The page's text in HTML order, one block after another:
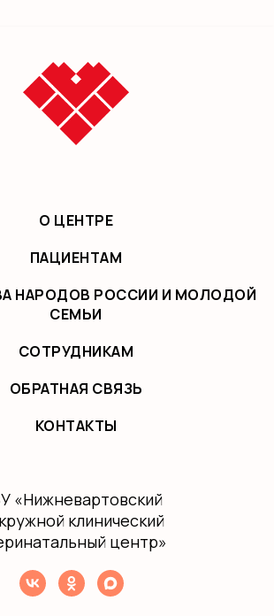
О ЦЕНТРЕ
ПАЦИЕНТАМ
НАРОДОВ РОССИИ И МОЛОДОЙ
СЕМЬИ
СОТРУДНИКАМ
ОБРАТНАЯ СВЯЗЬ
КОНТАКТЫ
«Нижневартовский
клинический
центр»